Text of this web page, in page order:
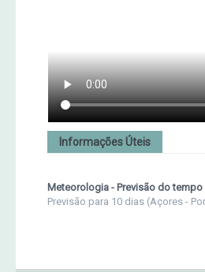
Informações Úteis
Meteorologia - Previsão do tempo
Previsão para 10 dias (Açores -